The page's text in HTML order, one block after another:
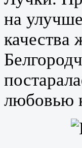
на
любовью